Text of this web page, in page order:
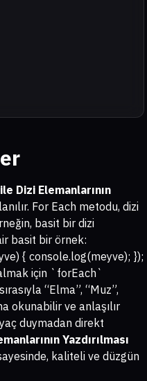
Dizi Elemanlarının
For Each metodu, dizi
basit bir dizi
basit bir örnek:
{ console.log(meyve); });
için `forEach`
“Elma”, “Muz”,
okunabilir ve anlaşılır
duymadan direkt
Yazdırılması
kaliteli ve düzgün